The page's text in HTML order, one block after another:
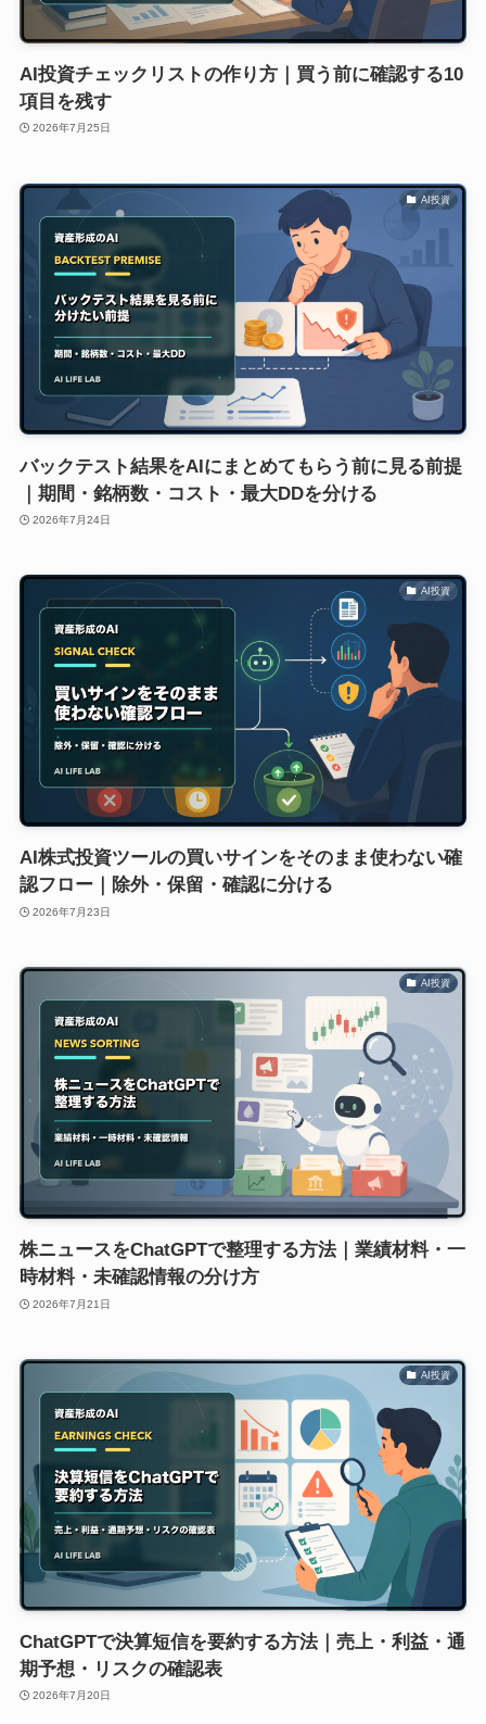
AI投資チェックリストの作り方｜買う前に確認する10
項目を残す
2026年7月25日
AI投資
バックテスト結果をAIにまとめてもらう前に見る前提
｜期間・銘柄数・コスト・最大DDを分ける
2026年7月24日
AI投資
AI株式投資ツールの買いサインをそのまま使わない確
認フロー｜除外・保留・確認に分ける
2026年7月23日
AI投資
株ニュースをChatGPTで整理する方法｜業績材料・一
時材料・未確認情報の分け方
2026年7月21日
AI投資
ChatGPTで決算短信を要約する方法｜売上・利益・通
期予想・リスクの確認表
2026年7月20日